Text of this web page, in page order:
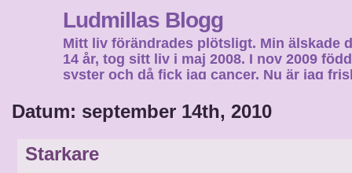
Ludmillas Blogg
Mitt liv förändrades plötsligt. Min älskade
14 år, tog sitt liv i maj 2008. I nov 2009
syster och då fick jag cancer. Nu är jag
Datum: september 14th, 2010
Starkare